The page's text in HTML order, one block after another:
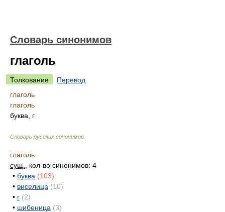
Словарь синонимов
глаголь
Толкование
Перевод
глаголь
глаголь
буква, г
Словарь русских синонимов
глаголь
сущ.
, кол-во синонимов: 4
• буква (103)
• виселица (10)
• г (2)
• шибеница (3)